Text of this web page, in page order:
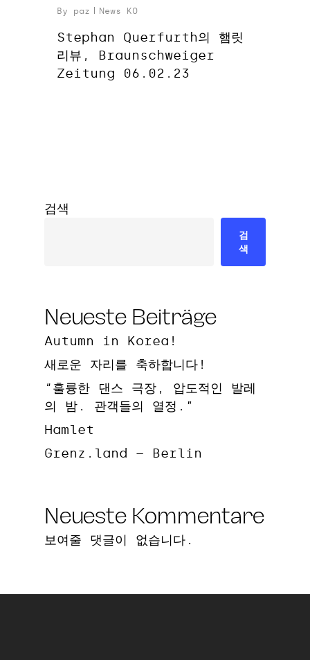
By paz News KO
Stephan Querfurth의 햄릿
리뷰, Braunschweiger
Zeitung 06.02.23
검색
검
색
Neueste Beiträge
Autumn in Korea!
새로운 자리를 축하합니다!
“훌륭한 댄스 극장, 압도적인 발레
의 밤. 관객들의 열정.”
Hamlet
Grenz.land – Berlin
Neueste Kommentare
보여줄 댓글이 없습니다.